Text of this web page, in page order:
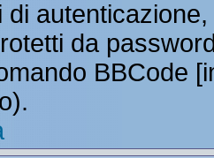
di
da
BBCode